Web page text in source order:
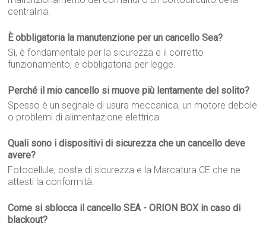
centralina.
È obbligatoria la manutenzione per un cancello Sea?
Sì, è fondamentale per la sicurezza e il corretto
funzionamento, e obbligatoria per legge.
Perché il mio cancello si muove più lentamente del solito?
Spesso è un segnale di usura meccanica, un motore debole
o problemi di alimentazione elettrica.
Quali sono i dispositivi di sicurezza che un cancello deve
avere?
Fotocellule, coste di sicurezza e la Marcatura CE che ne
attesti la conformità.
Come si sblocca il cancello SEA - ORION BOX in caso di
blackout?